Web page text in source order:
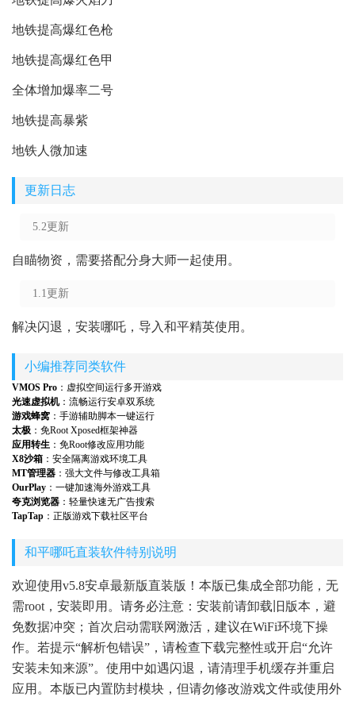
地铁提高爆红色枪
地铁提高爆红色甲
全体增加爆率二号
地铁提高暴紫
地铁人微加速
更新日志
5.2更新
自瞄物资，需要搭配分身大师一起使用。
1.1更新
解决闪退，安装哪吒，导入和平精英使用。
小编推荐同类软件
VMOS Pro ：虚拟空间运行多开游戏
光速虚拟机：流畅运行安卓双系统
游戏蜂窝 ：手游辅助脚本一键运行
太极 ：免Root Xposed框架神器
应用转生 ：免Root修改应用功能
X8沙箱 ：安全隔离游戏环境工具
MT管理器 ：强大文件与修改工具箱
OurPlay ：一键加速海外游戏工具
夸克浏览器 ：轻量快速无广告搜索
TapTap ：正版游戏下载社区平台
和平哪吒直装软件特别说明
欢迎使用v5.8安卓最新版直装版！本版已集成全部功能，无
需root，安装即用。请务必注意：安装前请卸载旧版本，避
免数据冲突；首次启动需联网激活，建议在WiFi环境下操
作。若提示“解析包错误”，请检查下载完整性或开启“允许
安装未知来源”。使用中如遇闪退，请清理手机缓存并重启
应用。本版已内置防封模块，但请勿修改游戏文件或使用外